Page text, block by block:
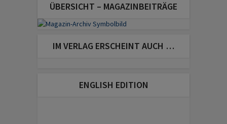
ÜBERSICHT – MAGAZINBEITRÄGE
IM VERLAG ERSCHEINT AUCH …
ENGLISH EDITION